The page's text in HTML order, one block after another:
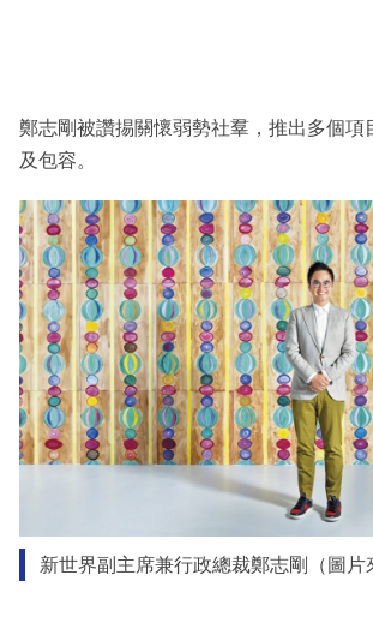
鄭志剛被讚掦關懷弱勢社羣，推出多個項
及包容。
新世界副主席兼行政總裁鄭志剛（圖片